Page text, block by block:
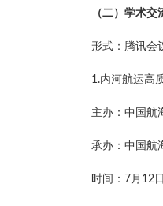
（二）学术交
形式：腾讯会
1.内河航运高
主办：中国航
承办：中国航
时间：7月12